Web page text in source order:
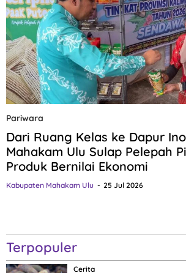
Pariwara
Dari Ruang Kelas ke Dapur
Mahakam Ulu Sulap Pelepah
Produk Bernilai Ekonomi
Kabupaten Mahakam Ulu 25 Jul 2026
Terpopuler
Cerita